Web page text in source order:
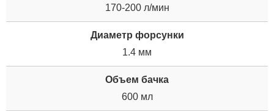
170-200 л/мин
Диаметр форсунки
1.4 мм
Объем бачка
600 мл